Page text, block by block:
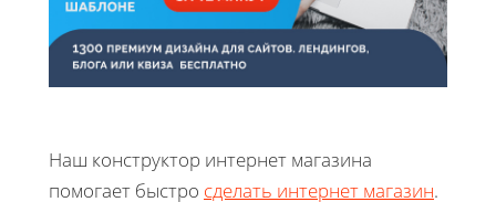
Наш конструктор интернет магазина
помогает быстро сделать интернет магазин.